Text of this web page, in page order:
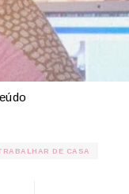
DE CASA